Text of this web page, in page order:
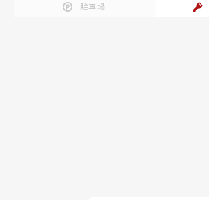
駐車場